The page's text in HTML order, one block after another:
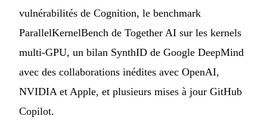
vulnérabilités de Cognition, le benchmark
ParallelKernelBench de Together AI sur les kernels
multi-GPU, un bilan SynthID de Google DeepMind
avec des collaborations inédites avec OpenAI,
NVIDIA et Apple, et plusieurs mises à jour GitHub
Copilot.